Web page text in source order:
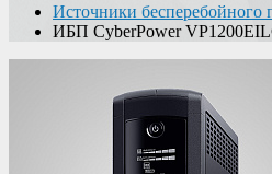
Источники
ИБП CyberPower